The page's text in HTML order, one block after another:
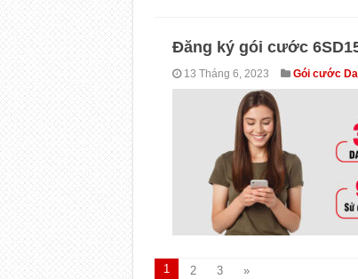
Đăng ký gói cước
13 Tháng 6, 2023 Gói cước
1 2 3 »